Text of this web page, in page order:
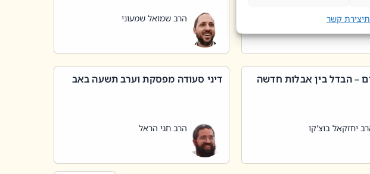
יצירת קשר
יאיר בידני הרב שמואל שמעוני
– הבדל בין אבלות חדשה
יחזקאל בוצ'קו
דיני סעודה מפסקת וערב תשעה באב
הרב חגי הראל